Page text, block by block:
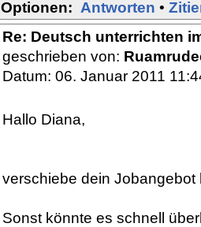
Optionen: Antworten •
Re: Deutsch unterrichten
geschrieben von:
Datum: 06. Januar 2011
Hallo Diana,
verschiebe dein
Sonst könnte es schnell